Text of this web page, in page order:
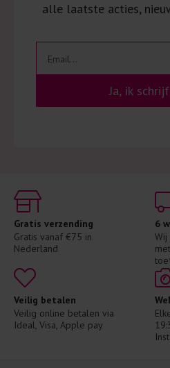
alle laatste acties,
Ja, ik
Gratis verzending
Gratis vanaf €75 in
Nederland
6
Wij
Veilig betalen
Veilig online betalen via
Ideal, Visa, Apple pay